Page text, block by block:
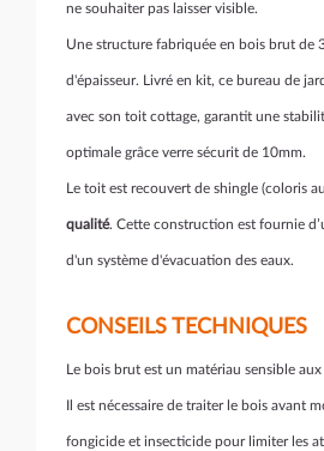
ne souhaiter pas laisser visible.
Une structure fabriquée en bois brut de
d'épaisseur. Livré en kit, ce bureau de
avec son toit cottage, garantit une
optimale grâce verre sécurit de 10mm.
Le toit est recouvert de shingle (coloris
qualité. Cette construction est fournie
d'un système d'évacuation des eaux.
CONSEILS TECHNIQUES
Le bois brut est un matériau sensible
Il est nécessaire de traiter le bois avant
fongicide et insecticide pour limiter les